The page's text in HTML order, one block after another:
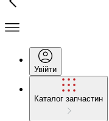
Увійти
Каталог запчастин